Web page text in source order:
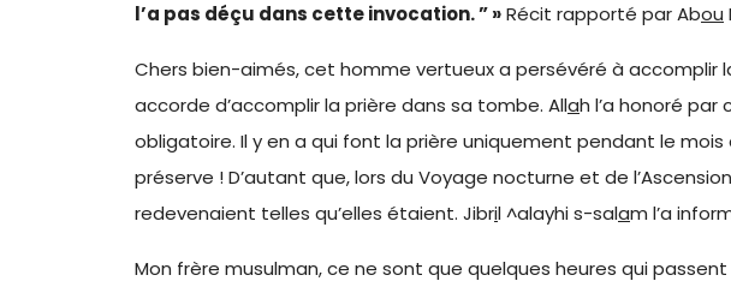
l’a pas déçu dans cette invocation. ” »Récit rapporté par Abou
Chers bien-aimés, cet homme vertueux a persévéré à
accorde d’accomplir la prière dans sa tombe. Allah l’a honoré par
obligatoire. Il y en a qui font la prière uniquement pendant le mois
préserve ! D’autant que, lors du Voyage nocturne et de
redevenaient telles qu’elles étaient. Jibril ^alayhi s-salam l’a
Mon frère musulman, ce ne sont que quelques heures qui